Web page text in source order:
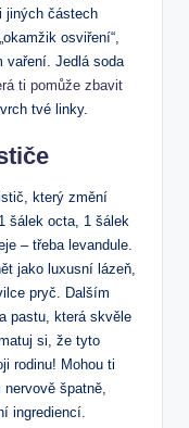
jiných částech
osviření“,
vaření. Jedlá soda
ti pomůže zbavit
tvé linky.
který změní
šálek octa, 1 šálek
– třeba levandule.
jako luxusní lázeň,
pryč. Dalším
pastu, která skvěle
si, že tyto
rodinu! Mohou ti
špatně,
ingrediencí.